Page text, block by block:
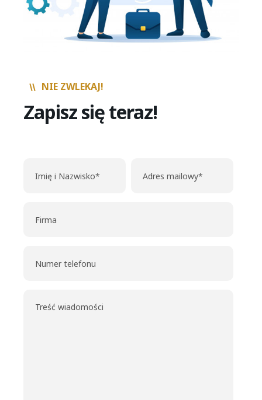
NIE ZWLEKAJ!
Zapisz się teraz!